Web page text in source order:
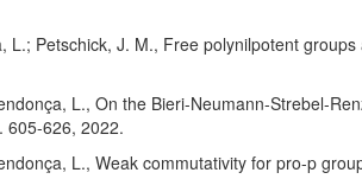
L.; Petschick, J. M., Free polynilpotent
L., On the Bieri-Neumann-Strebel-
605-626, 2022.
L., Weak commutativity for pro-p